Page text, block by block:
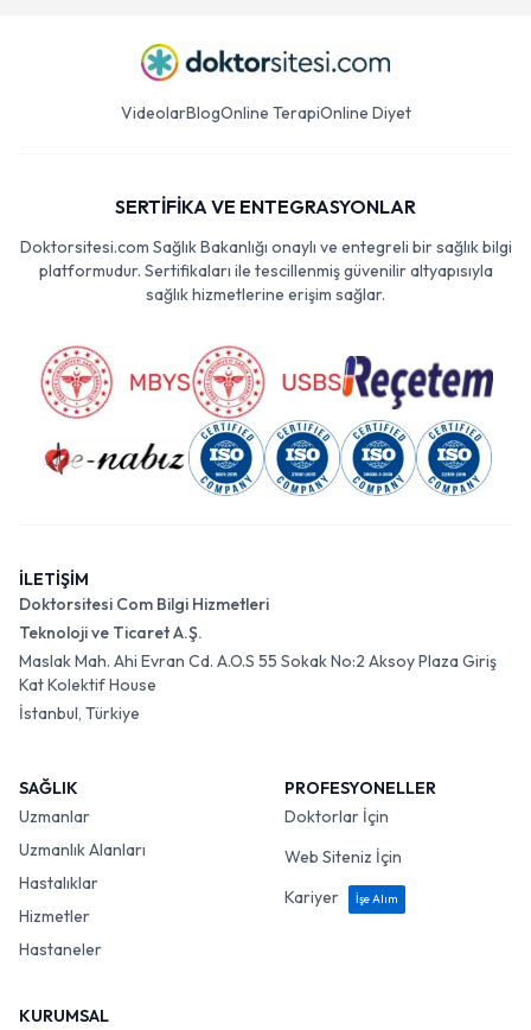
VideolarBlogOnline TerapiOnline Diyet
SERTİFİKA VE ENTEGRASYONLAR
Doktorsitesi.com Sağlık Bakanlığı onaylı ve entegreli bir sağlık bilgi
platformudur. Sertifikaları ile tescillenmiş güvenilir altyapısıyla
sağlık hizmetlerine erişim sağlar.
İLETİŞİM
Doktorsitesi Com Bilgi Hizmetleri
Teknoloji ve Ticaret A.Ş.
Maslak Mah. Ahi Evran Cd. A.O.S 55 Sokak No:2 Aksoy Plaza Giriş
Kat Kolektif House
İstanbul, Türkiye
SAĞLIK
Uzmanlar
Uzmanlık Alanları
Hastalıklar
Hizmetler
Hastaneler
PROFESYONELLER
Doktorlar İçin
Web Siteniz İçin
Kariyer
İşe Alım
KURUMSAL